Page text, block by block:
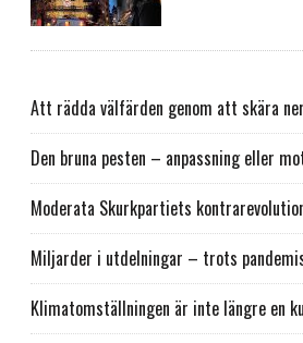
Att rädda välfärden genom att skära
Den bruna pesten – anpassning eller
Moderata Skurkpartiets
Miljarder i utdelningar – trots
Klimatomställningen är inte längre en